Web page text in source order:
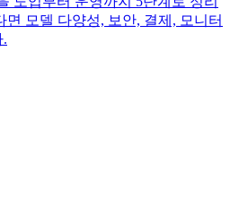
모델 다양성, 보안, 결제, 모니터
.